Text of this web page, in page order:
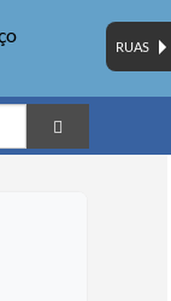
RUAS